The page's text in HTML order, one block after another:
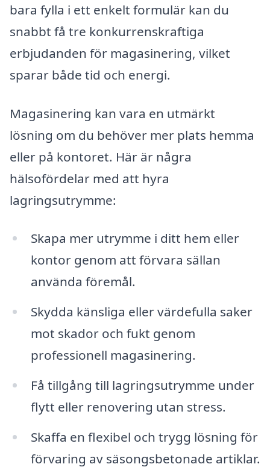
bara fylla i ett enkelt formulär kan du
snabbt få tre konkurrenskraftiga
erbjudanden för magasinering, vilket
sparar både tid och energi.
Magasinering kan vara en utmärkt
lösning om du behöver mer plats hemma
eller på kontoret. Här är några
hälsofördelar med att hyra
lagringsutrymme:
Skapa mer utrymme i ditt hem eller
kontor genom att förvara sällan
använda föremål.
Skydda känsliga eller värdefulla saker
mot skador och fukt genom
professionell magasinering.
Få tillgång till lagringsutrymme under
flytt eller renovering utan stress.
Skaffa en flexibel och trygg lösning för
förvaring av säsongsbetonade artiklar.